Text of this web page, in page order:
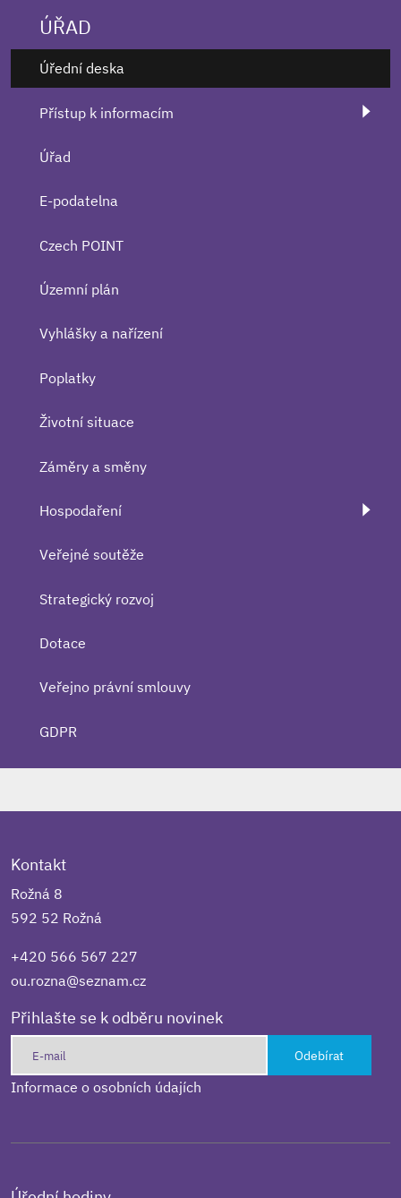
ÚŘAD
Úřední deska
Přístup k informacím
Úřad
E-podatelna
Czech POINT
Územní plán
Vyhlášky a nařízení
Poplatky
Životní situace
Záměry a směny
Hospodaření
Veřejné soutěže
Strategický rozvoj
Dotace
Veřejno právní smlouvy
GDPR
Kontakt
Rožná 8
592 52 Rožná
+420 566 567 227
ou.rozna@seznam.cz
Přihlašte se k odběru novinek
Odebírat
Informace o osobních údajích